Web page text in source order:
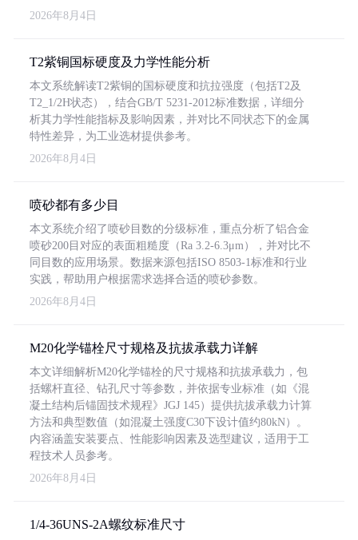
2026年8月4日
T2紫铜国标硬度及力学性能分析
本文系统解读T2紫铜的国标硬度和抗拉强度（包括T2及
T2_1/2H状态），结合GB/T 5231-2012标准数据，详细分
析其力学性能指标及影响因素，并对比不同状态下的金属
特性差异，为工业选材提供参考。
2026年8月4日
喷砂都有多少目
本文系统介绍了喷砂目数的分级标准，重点分析了铝合金
喷砂200目对应的表面粗糙度（Ra 3.2-6.3μm），并对比不
同目数的应用场景。数据来源包括ISO 8503-1标准和行业
实践，帮助用户根据需求选择合适的喷砂参数。
2026年8月4日
M20化学锚栓尺寸规格及抗拔承载力详解
本文详细解析M20化学锚栓的尺寸规格和抗拔承载力，包
括螺杆直径、钻孔尺寸等参数，并依据专业标准（如《混
凝土结构后锚固技术规程》JGJ 145）提供抗拔承载力计算
方法和典型数值（如混凝土强度C30下设计值约80kN）。
内容涵盖安装要点、性能影响因素及选型建议，适用于工
程技术人员参考。
2026年8月4日
1/4-36UNS-2A螺纹标准尺寸